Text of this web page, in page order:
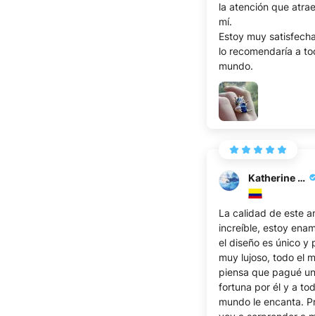
la atención que
mí.
Estoy muy
lo recomendaría a
mundo.
Katherine G.
La calidad de este
increíble, estoy
el diseño es único y
muy lujoso, todo el
piensa que pagué
fortuna por él y a
mundo le encanta.